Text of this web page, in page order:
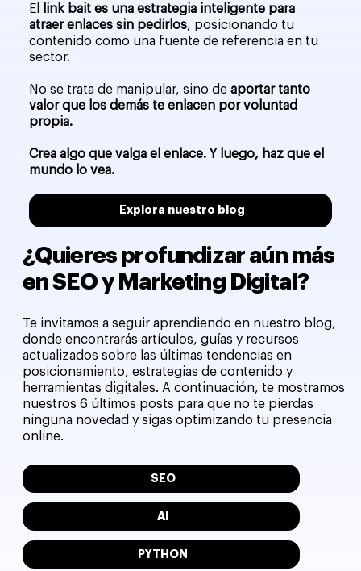
El
link bait es una estrategia inteligente para
atraer enlaces sin pedirlos, posicionando tu
contenido como una fuente de referencia en tu
sector.
No se trata de manipular, sino deaportar tanto
valor que los demás te enlacen por voluntad
propia.
Crea algo que valga el enlace. Y luego, haz que el
mundo lo vea.
Explora nuestro blog
¿Quieres profundizar aún más
en SEO y Marketing Digital?
Te invitamos a seguir aprendiendo en nuestro blog,
donde encontrarás artículos, guías y recursos
actualizados sobre las últimas tendencias en
posicionamiento, estrategias de contenido y
herramientas digitales. A continuación, te mostramos
nuestros 6 últimos posts para que no te pierdas
ninguna novedad y sigas optimizando tu presencia
online.
SEO
AI
PYTHON